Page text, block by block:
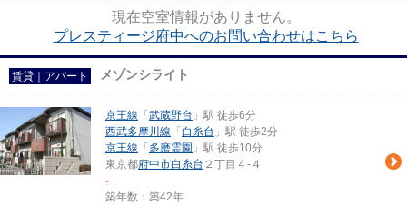
現在空室情報がありません。
プレスティージ府中へのお問い合わせはこちら
賃貸｜アパート メゾンシライト
京王線 「 武蔵野台 」駅 徒歩6分
西武多摩川線 「 白糸台 」駅 徒歩2分
京王線 「 多磨霊園 」駅 徒歩10分
東京都府中市白糸台 ２丁目４-４
-
築年数：築42年